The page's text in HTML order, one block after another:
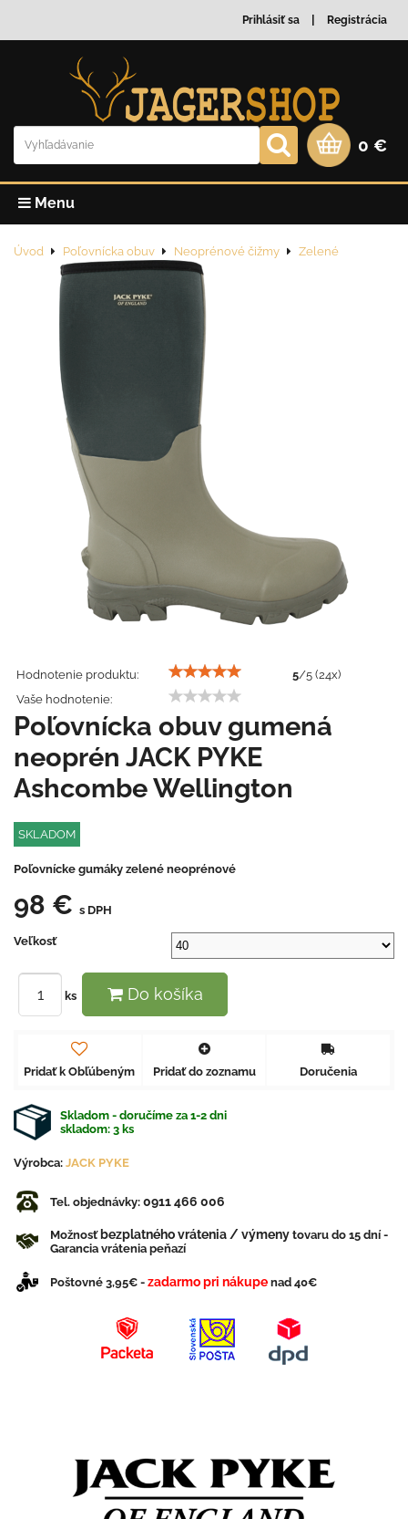
Prihlásiť sa Registrácia
0 €
Menu
Úvod Poľovnícka obuv Neoprénové čižmy Zelené
Hodnotenie produktu: 5/5 (24x)
Vaše hodnotenie:
Poľovnícka obuv gumená
neoprén JACK PYKE
Ashcombe Wellington
SKLADOM
Poľovnícke gumáky zelené neoprénové
98 € s DPH
Veľkosť
ks Do košíka
Pridať k Obľúbeným Pridať do zoznamu Doručenia
Skladom - doručíme za 1-2 dni
skladom: 3 ks
Výrobca: JACK PYKE
Tel. objednávky: 0911 466 006
Možnosťbezplatného vrátenia / výmeny tovaru do 15 dní -
Garancia vrátenia peňazí
Poštovné 3,95€ - zadarmo pri nákupe nad 40€